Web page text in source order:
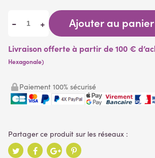
- + Ajouter au panier
Livraison offerte à partir de 100 €
Hexagonale)
Paiement 100% sécurisé